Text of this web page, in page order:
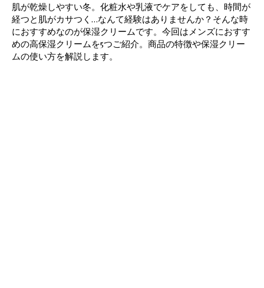
肌が乾燥しやすい冬。化粧水や乳液でケアをしても、時間が
経つと肌がカサつく…なんて経験はありませんか？そんな時
におすすめなのが保湿クリームです。今回はメンズにおすす
めの高保湿クリームを5つご紹介。商品の特徴や保湿クリー
ムの使い方を解説します。